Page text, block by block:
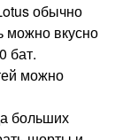
обычно
можно вкусно
бат.
можно
больших